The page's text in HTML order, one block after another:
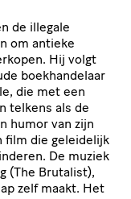
de illegale
om antieke
Hij volgt
boekhandelaar
die met een
telkens als de
humor van zijn
film die geleidelijk
De muziek
(The Brutalist),
zelf maakt. Het